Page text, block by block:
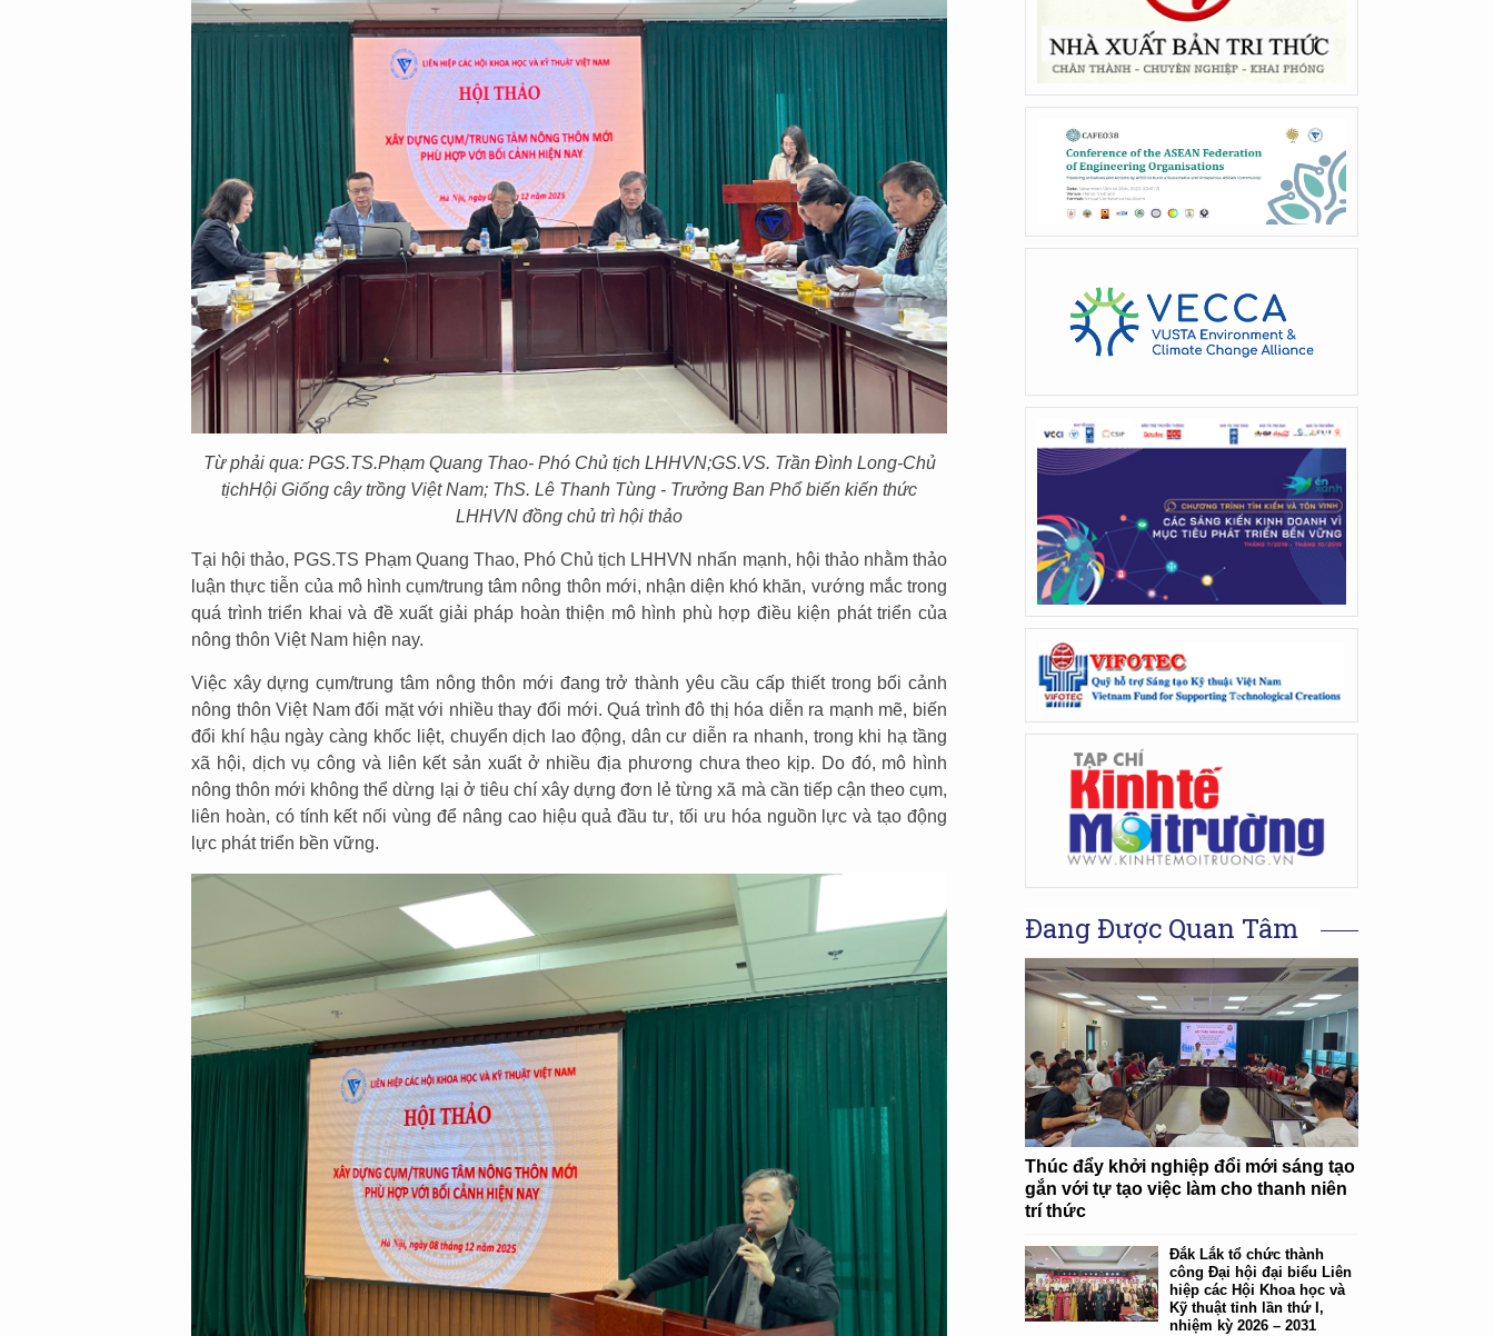
Từ phải qua: PGS.TS.Phạm Quang Thao- Phó Chủ tịch LHHVN;GS.VS. Trần Đình Long-Chủ
tịchHội Giống cây trồng Việt Nam; ThS. Lê Thanh Tùng - Trưởng Ban Phổ biến kiến thức
LHHVN đồng chủ trì hội thảo
Tại hội thảo, PGS.TS Phạm Quang Thao, Phó Chủ tịch LHHVN nhấn mạnh, hội thảo nhằm thảo
luận thực tiễn của mô hình cụm/trung tâm nông thôn mới, nhận diện khó khăn, vướng mắc trong
quá trình triển khai và đề xuất giải pháp hoàn thiện mô hình phù hợp điều kiện phát triển của
nông thôn Việt Nam hiện nay.
Việc xây dựng cụm/trung tâm nông thôn mới đang trở thành yêu cầu cấp thiết trong bối cảnh
nông thôn Việt Nam đối mặt với nhiều thay đổi mới. Quá trình đô thị hóa diễn ra mạnh mẽ, biến
đổi khí hậu ngày càng khốc liệt, chuyển dịch lao động, dân cư diễn ra nhanh, trong khi hạ tầng
xã hội, dịch vụ công và liên kết sản xuất ở nhiều địa phương chưa theo kịp. Do đó, mô hình
nông thôn mới không thể dừng lại ở tiêu chí xây dựng đơn lẻ từng xã mà cần tiếp cận theo cụm,
liên hoàn, có tính kết nối vùng để nâng cao hiệu quả đầu tư, tối ưu hóa nguồn lực và tạo động
lực phát triển bền vững.
Đang Được Quan Tâm
Thúc đẩy khởi nghiệp đổi mới sáng tạo
gắn với tự tạo việc làm cho thanh niên
trí thức
Đắk Lắk tổ chức thành
công Đại hội đại biểu Liên
hiệp các Hội Khoa học và
Kỹ thuật tỉnh lần thứ I,
nhiệm kỳ 2026 – 2031